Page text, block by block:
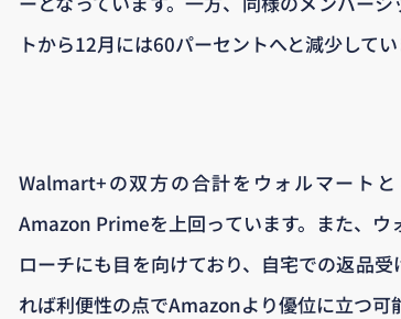
トから12月には60パーセントへと減少してい
Walmart+の双方の合計をウォルマート
Amazon Primeを上回っています。また、
ローチにも目を向けており、自宅での返品
れば利便性の点でAmazonより優位に立つ可